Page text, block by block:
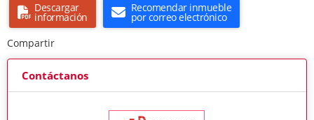
Descargar
información
Recomendar inmueble
por correo electrónico
Compartir
Contáctanos